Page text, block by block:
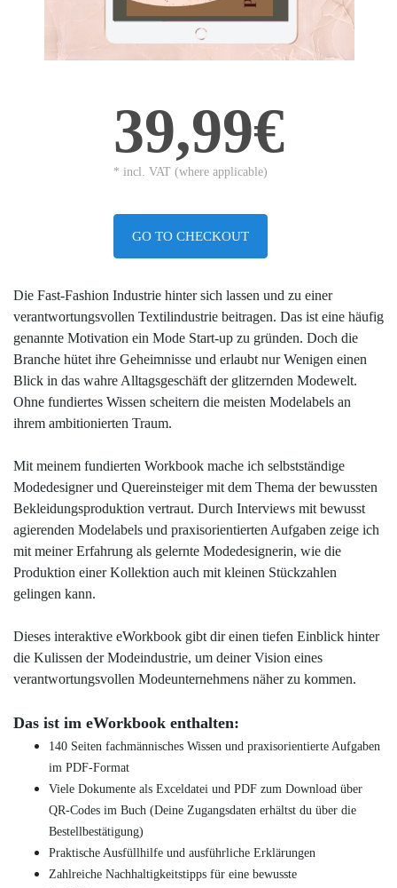
39,99€
* incl. VAT (where applicable)
GO TO CHECKOUT
Die Fast-Fashion Industrie hinter sich lassen und zu einer
verantwortungsvollen Textilindustrie beitragen. Das ist eine häufig
genannte Motivation ein Mode Start-up zu gründen. Doch die
Branche hütet ihre Geheimnisse und erlaubt nur Wenigen einen
Blick in das wahre Alltagsgeschäft der glitzernden Modewelt.
Ohne fundiertes Wissen scheitern die meisten Modelabels an
ihrem ambitionierten Traum.
Mit meinem fundierten Workbook mache ich selbstständige
Modedesigner und Quereinsteiger mit dem Thema der bewussten
Bekleidungsproduktion vertraut. Durch Interviews mit bewusst
agierenden Modelabels und praxisorientierten Aufgaben zeige ich
mit meiner Erfahrung als gelernte Modedesignerin, wie die
Produktion einer Kollektion auch mit kleinen Stückzahlen
gelingen kann.
Dieses interaktive eWorkbook gibt dir einen tiefen Einblick hinter
die Kulissen der Modeindustrie, um deiner Vision eines
verantwortungsvollen Modeunternehmens näher zu kommen.
Das ist im eWorkbook enthalten:
140 Seiten fachmännisches Wissen und praxisorientierte Aufgaben
im PDF-Format
Viele Dokumente als Exceldatei und PDF zum Download über
QR-Codes im Buch (Deine Zugangsdaten erhältst du über die
Bestellbestätigung)
Praktische Ausfüllhilfe und ausführliche Erklärungen
Zahlreiche Nachhaltigkeitstipps für eine bewusste